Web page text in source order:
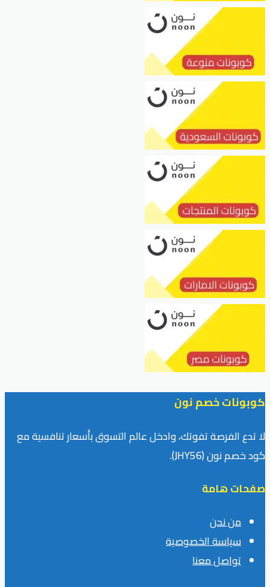
كوبونات خصم نون
لا تدع الفرصة تفوتك، وادخل عالم التسوق بأسعار تنافسية مع
كود خصم نون (JHY56).
صفحات هامة
من نحن
سياسة الخصوصية
تواصل معنا